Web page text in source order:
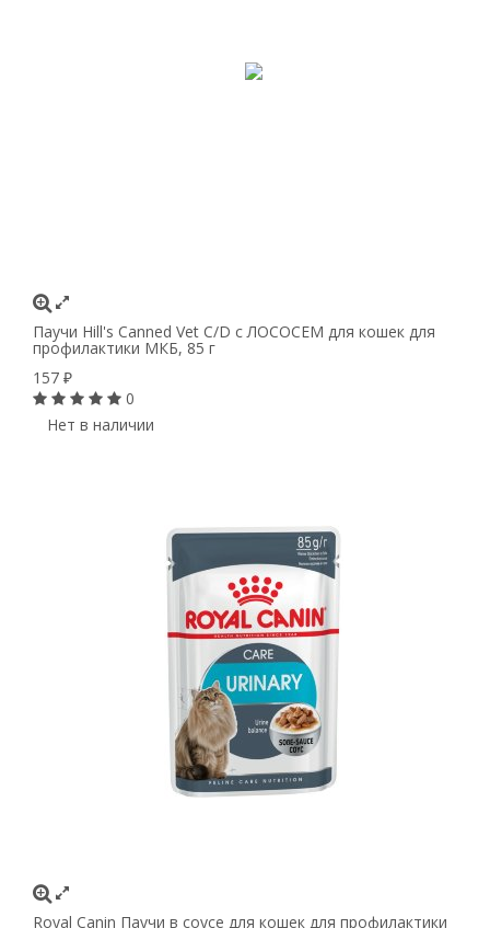
Паучи Hill's Canned Vet C/D с ЛОСОСЕМ для кошек для
профилактики МКБ, 85 г
157 ₽
0
Нет в наличии
Royal Canin Паучи в соусе для кошек для профилактики